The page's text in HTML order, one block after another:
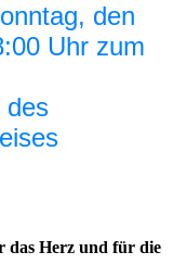
den
Uhr zum
im
das Herz und für die